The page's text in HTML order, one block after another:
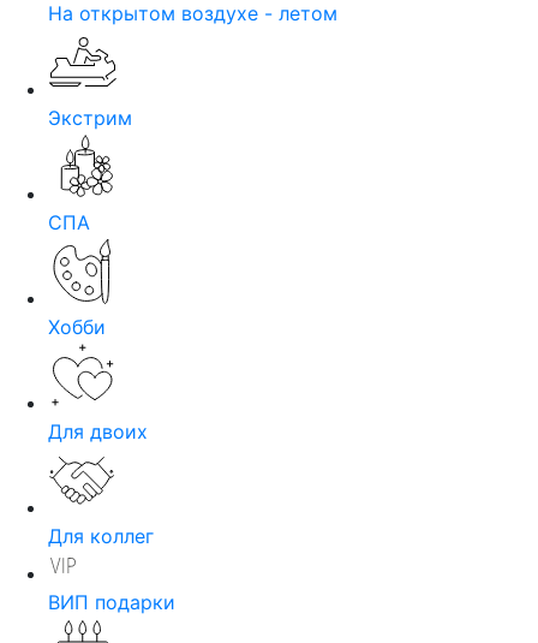
На открытом воздухе - летом
Экстрим
СПА
Хобби
Для двоих
Для коллег
ВИП подарки